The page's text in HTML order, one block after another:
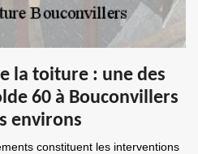
la toiture : une des
60 à Bouconvillers
environs
constituent les interventions